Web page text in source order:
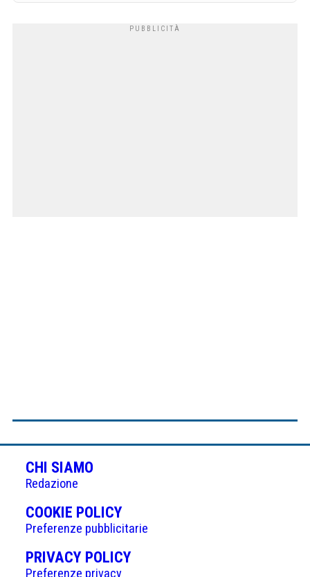
CHI SIAMO
Redazione
COOKIE POLICY(APRE
IN
UNA
NUOVA
Preferenze pubblicitarie
PRIVACY POLICY(APRE
Preferenze privacy